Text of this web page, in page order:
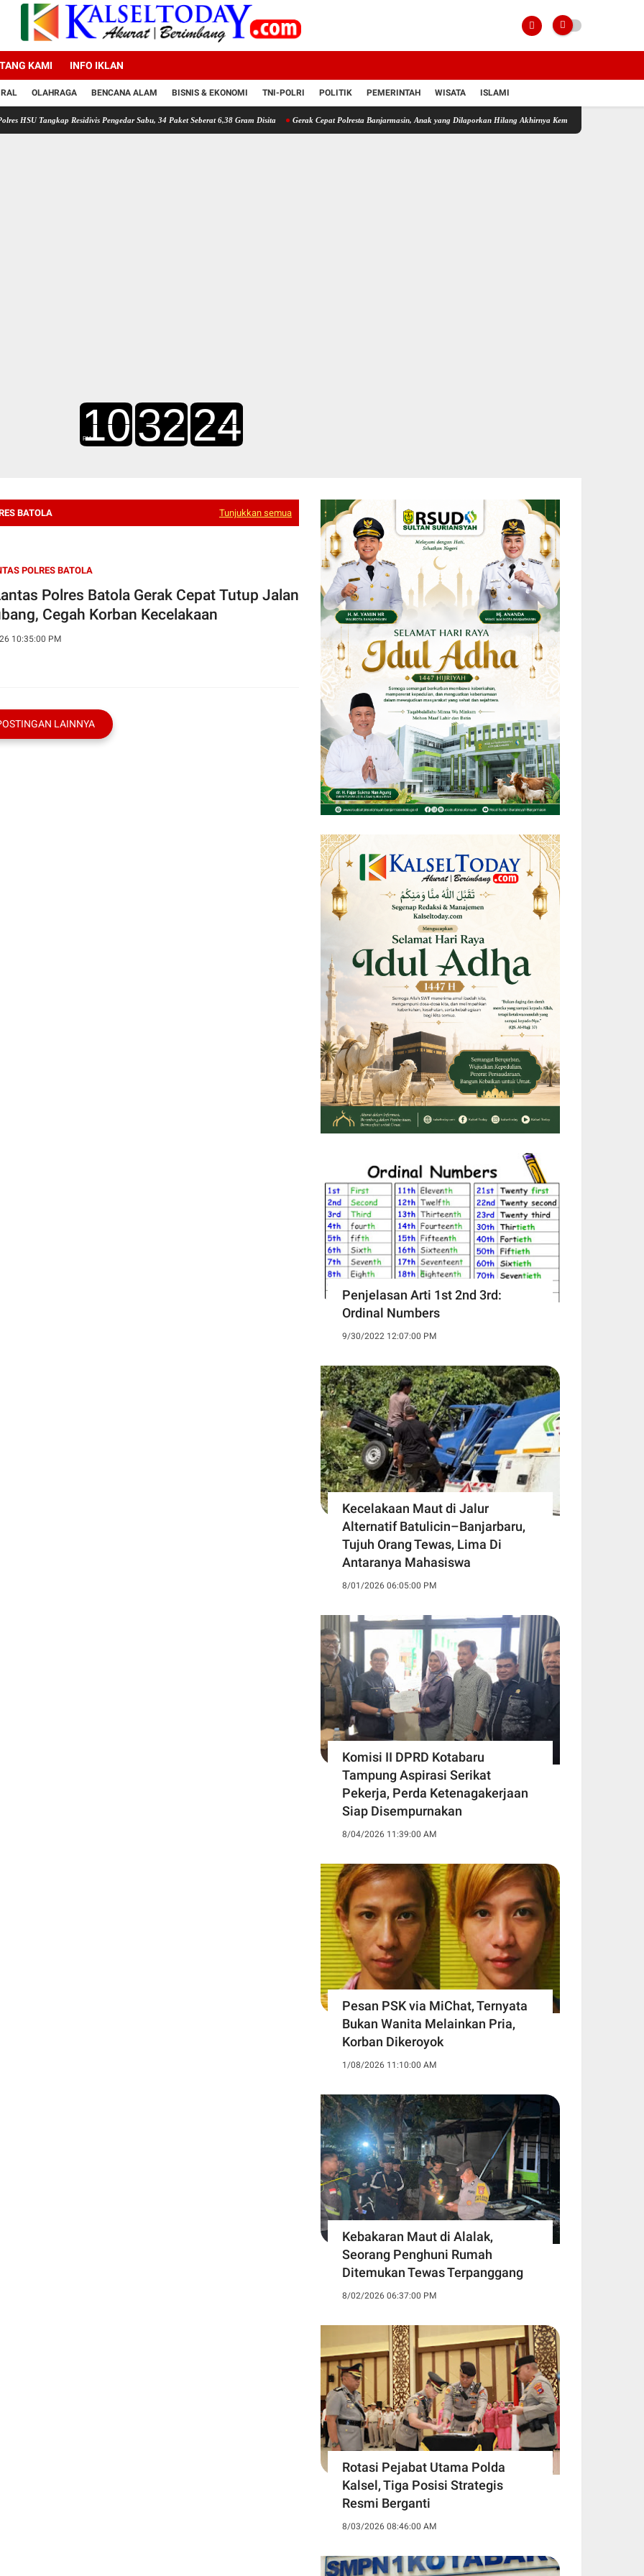
KAMI INFO IKLAN
OLAHRAGA BENCANA ALAM BISNIS & EKONOMI TNI-POLRI POLITIK PEMERINTAH WISATA ISLAMI
Residivis Pengedar Sabu, 34 Paket Seberat 6,38 Gram Disita Gerak Cepat Polresta Banjarmasin, Anak yang Dilaporkan Hilang Akhirnya Kembali ke Pelukan Orang Tua
BATOLA Tunjukkan semua
POLRES BATOLA
Polres Batola Gerak Cepat Tutup Jalan
Cegah Korban Kecelakaan
10:35:00 PM
LAINNYA
Penjelasan Arti 1st 2nd 3rd:
Ordinal Numbers
9/30/2022 12:07:00 PM
Kecelakaan Maut di Jalur
Alternatif Batulicin–Banjarbaru,
Tujuh Orang Tewas, Lima Di
Antaranya Mahasiswa
8/01/2026 06:05:00 PM
Komisi II DPRD Kotabaru
Tampung Aspirasi Serikat
Pekerja, Perda Ketenagakerjaan
Siap Disempurnakan
8/04/2026 11:39:00 AM
Pesan PSK via MiChat, Ternyata
Bukan Wanita Melainkan Pria,
Korban Dikeroyok
1/08/2026 11:10:00 AM
Kebakaran Maut di Alalak,
Seorang Penghuni Rumah
Ditemukan Tewas Terpanggang
8/02/2026 06:37:00 PM
Rotasi Pejabat Utama Polda
Kalsel, Tiga Posisi Strategis
Resmi Berganti
8/03/2026 08:46:00 AM